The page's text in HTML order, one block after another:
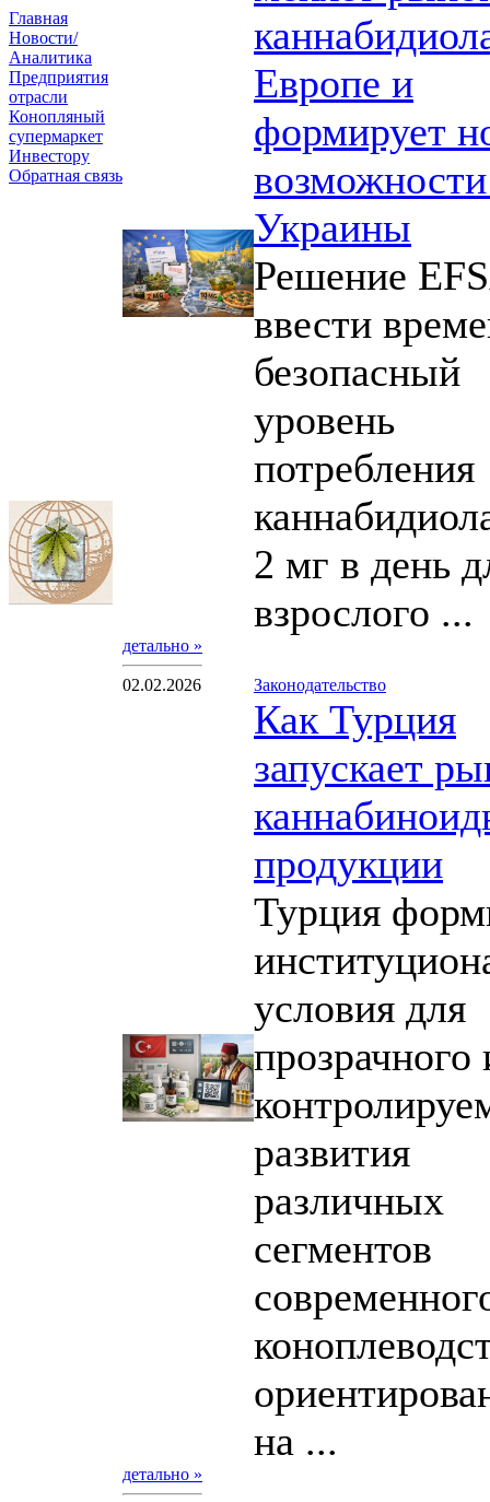
Главная
Новости/
Аналитика
Предприятия
отрасли
Конопляный
супермаркет
Инвестору
Обратная связь
Европе и
формирует
Украины
Решение
ввести
безопасный
уровень
потребления
2 мг в день
взрослого ...
детально »
02.02.2026 Законодательство
Как Турция
запускает
продукции
Турция
условия для
прозрачного
развития
различных
сегментов
на ...
детально »